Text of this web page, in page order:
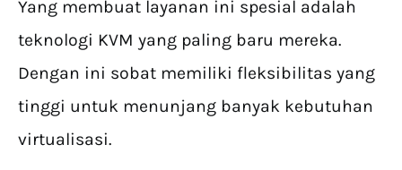
Yang membuat layanan ini spesial adalah
teknologi KVM yang paling baru mereka.
Dengan ini sobat memiliki fleksibilitas yang
tinggi untuk menunjang banyak kebutuhan
virtualisasi.